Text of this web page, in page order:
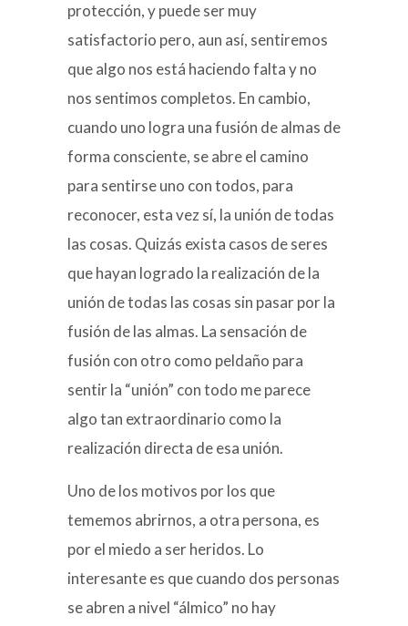
protección, y puede ser muy
satisfactorio pero, aun así, sentiremos
que algo nos está haciendo falta y no
nos sentimos completos. En cambio,
cuando uno logra una fusión de almas de
forma consciente, se abre el camino
para sentirse uno con todos, para
reconocer, esta vez sí, la unión de todas
las cosas. Quizás exista casos de seres
que hayan logrado la realización de la
unión de todas las cosas sin pasar por la
fusión de las almas. La sensación de
fusión con otro como peldaño para
sentir la “unión” con todo me parece
algo tan extraordinario como la
realización directa de esa unión.
Uno de los motivos por los que
tememos abrirnos, a otra persona, es
por el miedo a ser heridos. Lo
interesante es que cuando dos personas
se abren a nivel “álmico” no hay